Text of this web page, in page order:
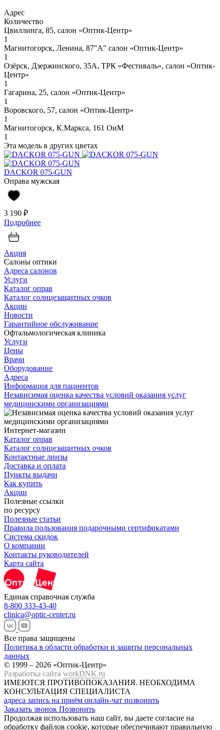
Адрес
Количество
Цвиллинга, 85, салон «Оптик-Центр»
1
Магнитогорск, Ленина, 87"А" салон «Оптик-Центр»
1
Озёрск, Дзержинского, 35А, ТРК «Фестиваль», салон «Оптик-
Центр»
1
Гагарина, 25, салон «Оптик-Центр»
1
Воровского, 57, салон «Оптик-Центр»
1
Магнитогорск, К.Маркса, 161 ОиМ
1
Эта модель в других цветах
DACKOR 075-GUN
Оправа мужская
3 190 ₽
Подробнее
Акция
Салоны оптики
Адреса салонов
Услуги
Каталог оправ
Каталог солнцезащитных очков
Акции
Новости
Гарантийное обслуживание
Офтальмологическая клиника
Услуги
Цены
Врачи
Оборудование
Адреса
Информация для пациентов
Независимая оценка качества условий оказания услуг
медицинскими организациями
Интернет-магазин
Каталог оправ
Каталог солнцезащитных очков
Контактные линзы
Доставка и оплата
Пункты выдачи
Как купить
Акции
Полезные ссылки
по ресурсу
Полезные статьи
Правила пользования подарочными сертификатами
Система скидок
О компании
Контакты руководителей
Карта сайта
Единая справочная служба
8-800 333-43-40
clinica@optic-center.ru
Все права защищены
Политика в области обработки и защиты персональных
данных
© 1999 – 2026 «Оптик-Центр»
Разработка сайта workDNK.ru
ИМЕЮТСЯ ПРОТИВОПОКАЗАНИЯ. НЕОБХОДИМА
КОНСУЛЬТАЦИЯ СПЕЦИАЛИСТА
адреса запись на приём онлайн-чат позвонить
Заказать звонок Позвонить
Продолжая использовать наш сайт, вы даете согласие на
обработку файлов cookie, которые обеспечивают правильную